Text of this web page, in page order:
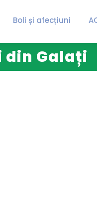
Boli și afecțiuni
din Galați